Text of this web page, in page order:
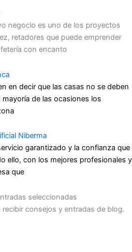
negocio es uno de los proyectos
retadores que puede emprender
con encanto
en decir que las casas no se deben
de las ocasiones los
Niberma
garantizado y la confianza que
ello, con los mejores profesionales y
que
seleccionadas
consejos y entradas de blog.